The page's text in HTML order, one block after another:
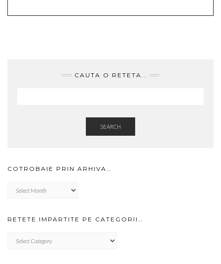
CAUTA O RETETA..
SEARCH
COTROBAIE PRIN ARHIVA…
prin
RETETE IMPARTITE PE CATEGORII…
IMPARTITE